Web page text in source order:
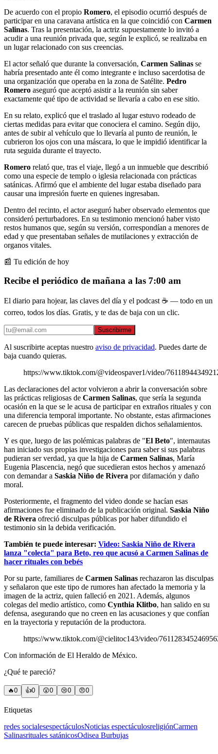
De acuerdo con el propio Romero, el episodio ocurrió después de
participar en una caravana artística en la que coincidió con Carmen
Salinas. Tras la presentación, la actriz supuestamente lo invitó a
acudir a una reunión privada que, según le explicó, se realizaba en
un lugar relacionado con sus creencias.
El actor señaló que durante la conversación, Carmen Salinas se
habría presentado ante él como integrante e incluso sacerdotisa de
una organización que operaba en la zona de Satélite. Pedro
Romero aseguró que aceptó asistir a la reunión sin saber
exactamente qué tipo de actividad se llevaría a cabo en ese sitio.
En su relato, explicó que el traslado al lugar estuvo rodeado de
ciertas medidas para evitar que conociera el camino. Según dijo,
antes de subir al vehículo que lo llevaría al punto de reunión, le
cubrieron los ojos con una máscara, lo que le impidió identificar la
ruta seguida durante el trayecto.
Romero relató que, tras el viaje, llegó a un inmueble que describió
como una especie de templo o iglesia relacionada con prácticas
satánicas. Afirmó que el ambiente del lugar estaba diseñado para
causar una impresión fuerte en quienes ingresaban.
Dentro del recinto, el actor aseguró haber observado elementos que
consideró perturbadores. En su testimonio mencionó haber visto
restos humanos que, según su versión, correspondían a menores de
edad y que presentaban señales de mutilaciones y extracción de
organos vitales.
📰 Tu edición de hoy
Recibe el periódico de mañana a las 7:00 am
El diario para hojear, las claves del día y el podcast ☕ — todo en un
correo, todos los días. Gratis, y te das de baja con un clic.
Suscribirme
Al suscribirte aceptas nuestro aviso de privacidad. Puedes darte de
baja cuando quieras.
https://www.tiktok.com/@videospaver1/video/
Las declaraciones del actor volvieron a abrir la conversación sobre
las prácticas religiosas de Carmen Salinas, que sería la segunda
ocasión en la que se le acusa de participar en extraños rituales y con
una diferencia temporal importante. No obstante, estas afirmaciones
carecen de pruebas públicas que respalden dichos señalamientos.
Y es que, luego de las polémicas palabras de "El Beto", internautas
han iniciado sus propias investigaciones para saber si sus palabras
pudieran ser verdad, ya que la hija de Carmen Salinas, María
Eugenia Plascencia, negó que sucedieran estos hechos y amenazó
con demandar a Saskia Niño de Rivera por difamación y daño
moral.
Posteriormente, el fragmento del video donde se hacían esas
afirmaciones fue eliminado de la publicación original. Saskia Niño
de Rivera ofreció disculpas públicas por haber difundido el
testimonio sin la debida verificación.
También te puede interesar: Video: Saskia Niño de Rivera
lanza "colecta" para Beto, reo que acusó a Carmen Salinas de
hacer rituales con bebés
Por su parte, familiares de Carmen Salinas rechazaron las disculpas
y señalaron que este tipo de rumores han afectado la memoria y la
imagen de la actriz, quien falleció en 2021. Además, algunos
colegas del medio artístico, como Cynthia Klitbo, han salido en su
defensa, asegurando que no creen en las acusaciones y que confían
en la trayectoria y reputación de la productora.
https://www.tiktok.com/@cielitoc143/video/
Con información de El Heraldo de México.
¿Qué te pareció?
🔥0 👍0 😲0 😢0 😠0
Etiquetas
redes socialesespectáculosNoticias espectáculosreligiónCarmen
Salinasrituales satánicosOdisea Burbujas